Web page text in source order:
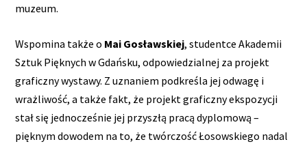
muzeum.
Wspomina także o Mai Gosławskiej, studentce Akademii
Sztuk Pięknych w Gdańsku, odpowiedzialnej za projekt
graficzny wystawy. Z uznaniem podkreśla jej odwagę i
wrażliwość, a także fakt, że projekt graficzny ekspozycji
stał się jednocześnie jej przyszłą pracą dyplomową –
pięknym dowodem na to, że twórczość Łosowskiego nadal